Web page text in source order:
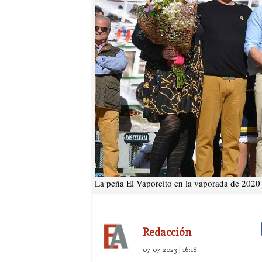
La peña El Vaporcito en la vaporada de
Redacción
07-07-2023 | 16:18